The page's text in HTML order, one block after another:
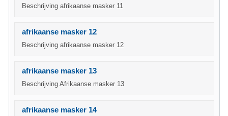
Beschrijving afrikaanse masker 11
afrikaanse masker 12
Beschrijving afrikaanse masker 12
afrikaanse masker 13
Beschrijving Afrikaanse masker 13
afrikaanse masker 14